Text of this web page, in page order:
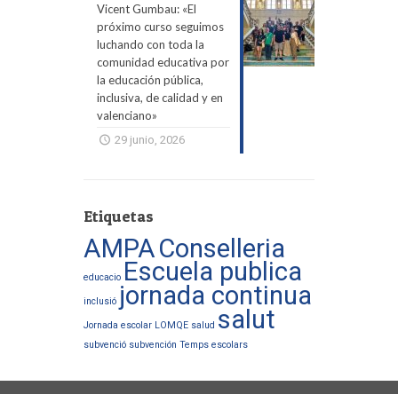
Vicent Gumbau: «El
próximo curso seguimos
luchando con toda la
comunidad educativa por
la educación pública,
inclusiva, de calidad y en
valenciano»
29 junio, 2026
Etiquetas
AMPAConselleria
educacio Escuela publica
inclusió jornada continua
Jornada escolar LOMQE salud salut
subvenció subvención Temps escolars